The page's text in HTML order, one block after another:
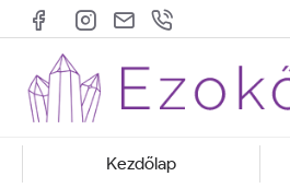
Kezdőlap